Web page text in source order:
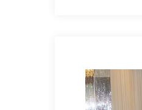
Hit enter to search